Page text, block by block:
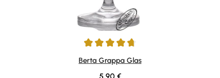
Durchschnittliche Bewertung von 4.75 von 5 Sternen
Berta Grappa Glas
Regulärer Preis:
5,90 €